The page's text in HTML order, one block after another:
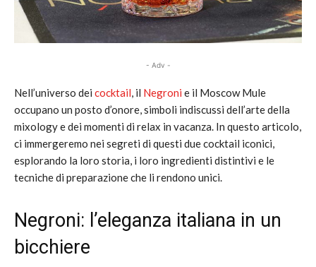
- Adv -
Nell’universo dei cocktail, il Negroni e il Moscow Mule
occupano un posto d’onore, simboli indiscussi dell’arte della
mixology e dei momenti di relax in vacanza. In questo articolo,
ci immergeremo nei segreti di questi due cocktail iconici,
esplorando la loro storia, i loro ingredienti distintivi e le
tecniche di preparazione che li rendono unici.
Negroni: l’eleganza italiana in un
bicchiere